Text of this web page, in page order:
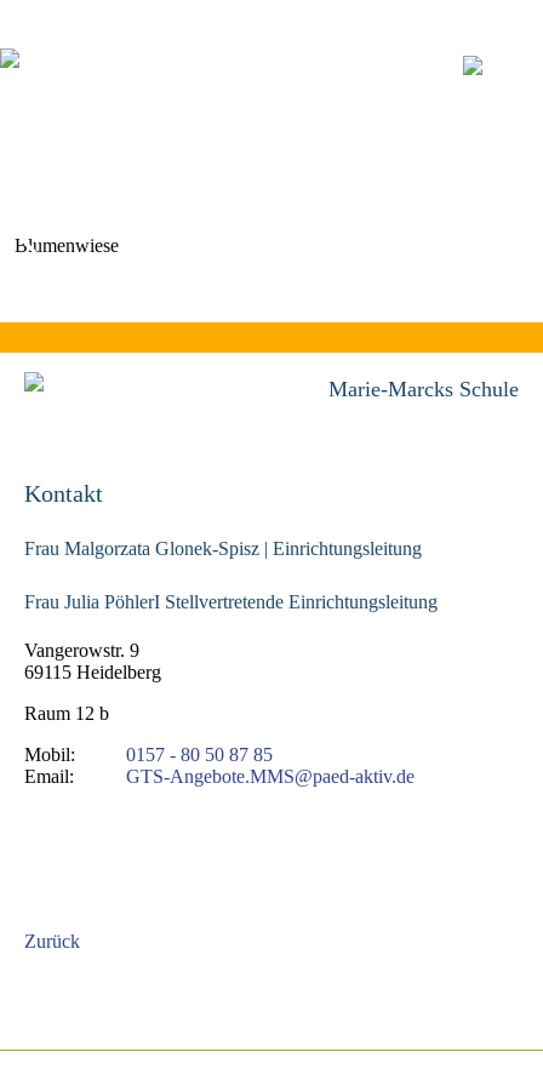
Navigation
Blumenwiese
Marie-Marcks Schule
Kontakt
Frau Malgorzata Glonek-Spisz | Einrichtungsleitung
Frau Julia PöhlerI Stellvertretende Einrichtungsleitung
Vangerowstr. 9
69115 Heidelberg
Raum 12 b
Mobil:
0157 - 80 50 87 85
Email:
GTS-Angebote.MMS@paed-aktiv.de
Zurück